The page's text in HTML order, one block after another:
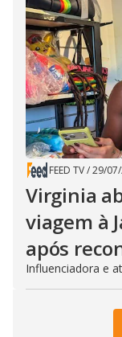
FEED TV/29/
Virginia
viagem à
após
Influenciadora e